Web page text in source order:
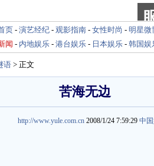
页 - 演艺经纪 - 观影指南 - 女性时尚 - 明星微
闻 - 内地娱乐 - 港台娱乐 - 日本娱乐 - 韩国娱
语 > 正文
苦海无边
http://www.yule.com.cn 2008/1/24 7:59:29 中